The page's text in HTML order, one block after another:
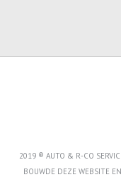
2019 ® AUTO & R-CO
BOUWDE DEZE WEBSITE